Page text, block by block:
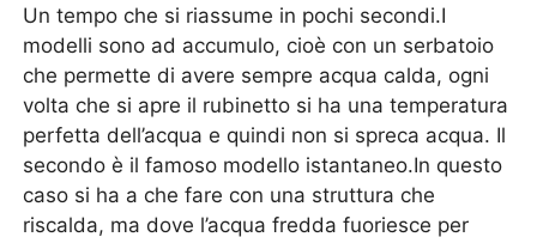
Un tempo che si riassume in pochi secondi.I
modelli sono ad accumulo, cioè con un serbatoio
che permette di avere sempre acqua calda, ogni
volta che si apre il rubinetto si ha una temperatura
perfetta dell’acqua e quindi non si spreca acqua. Il
secondo è il famoso modello istantaneo.In questo
caso si ha a che fare con una struttura che
riscalda, ma dove l’acqua fredda fuoriesce per